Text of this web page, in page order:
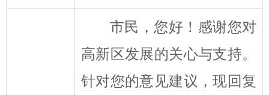
市民，您好！感谢您对
高新区发展的关心与支持。
针对您的意见建议，现回复